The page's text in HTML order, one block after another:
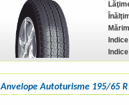
Anvelope Autoturisme 195/65